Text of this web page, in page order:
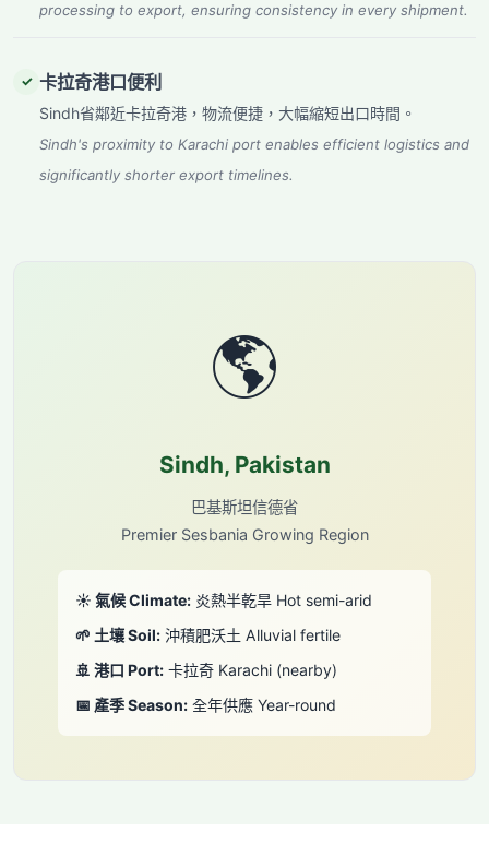
processing to export, ensuring consistency in every shipment.
✓ 卡拉奇港口便利
Sindh省鄰近卡拉奇港，物流便捷，大幅縮短出口時間。
Sindh's proximity to Karachi port enables efficient logistics and
significantly shorter export timelines.
🌎
Sindh, Pakistan
巴基斯坦信德省
Premier Sesbania Growing Region
☀ 氣候 Climate: 炎熱半乾旱 Hot semi-arid
🌱 土壤 Soil: 沖積肥沃土 Alluvial fertile
🚢 港口 Port: 卡拉奇 Karachi (nearby)
📅 產季 Season: 全年供應 Year-round